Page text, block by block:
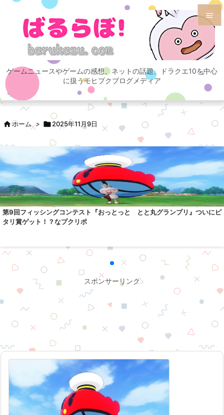
ゲームニュースやゲームの感想、ネットの話題、ドラクエ10を中心
に扱うモヒプクブログメディア

メニュ

サイド

次へ
検索
ホーム > 2025年11月9日
第9回フィッシングコンテスト『おっとっと とと丸グランプリ』ついにピ
タリ賞ゲット！？なプクリポ
スポンサーリンク